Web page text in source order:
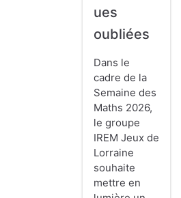
ues
oubliées
Dans le
cadre de la
Semaine des
Maths 2026,
le groupe
IREM Jeux de
Lorraine
souhaite
mettre en